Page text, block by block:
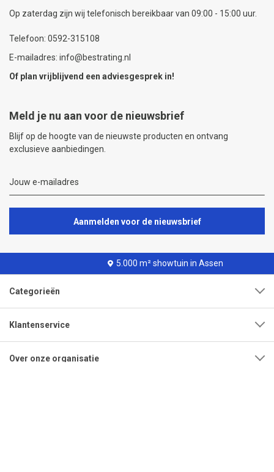
Op zaterdag zijn wij telefonisch bereikbaar van 09:00 - 15:00 uur.
Telefoon: 0592-315108
E-mailadres: info@bestrating.nl
Of plan vrijblijvend een adviesgesprek in!
Meld je nu aan voor de nieuwsbrief
Blijf op de hoogte van de nieuwste producten en ontvang
exclusieve aanbiedingen.
Aanmelden voor de nieuwsbrief
5.000 m² showtuin in Assen
Categorieën
Klantenservice
Over onze organisatie